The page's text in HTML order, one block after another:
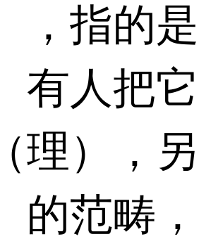
，指的
有人把
理），
的范畴